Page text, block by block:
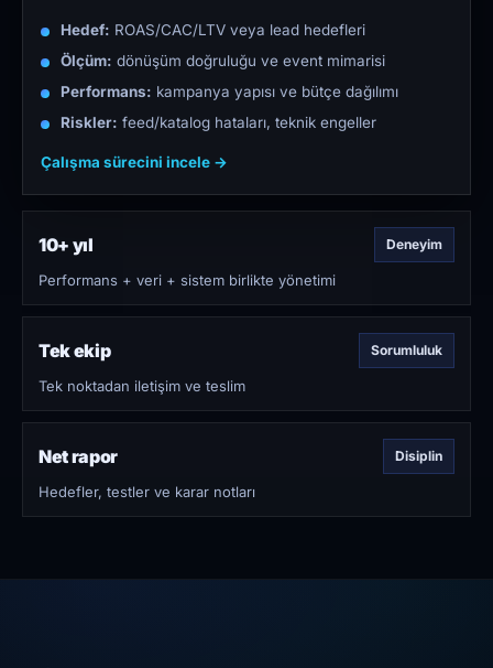
Hedef: ROAS/CAC/LTV veya lead hedefleri
Ölçüm: dönüşüm doğruluğu ve event mimarisi
Performans: kampanya yapısı ve bütçe dağılımı
Riskler: feed/katalog hataları, teknik engeller
Çalışma sürecini incele →
10+ yıl Deneyim
Performans + veri + sistem birlikte yönetimi
Tek ekip Sorumluluk
Tek noktadan iletişim ve teslim
Net rapor Disiplin
Hedefler, testler ve karar notları